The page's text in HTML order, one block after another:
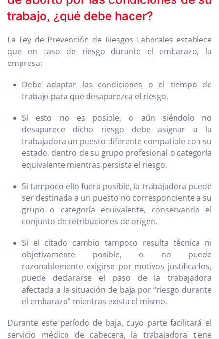
trabajo, ¿qué debe hacer?
La Ley de Prevención de Riesgos Laborales establece
que en caso de riesgo durante el embarazo, la
empresa:
Debe adaptar las condiciones o el tiempo de
trabajo para que desaparezca el riesgo.
Si esto no es posible, o aún siéndolo no
desaparece dicho riesgo debe asignar a la
trabajadora un puesto diferente compatible con su
estado, dentro de su grupo profesional o categoría
equivalente mientras persista el riesgo.
Si tampoco ello fuera posible, la trabajadora puede
ser destinada a un puesto no correspondiente a su
grupo o categoría equivalente, conservando el
conjunto de retribuciones de origen.
Si el citado cambio tampoco resulta técnica ni
objetivamente posible, o no puede
razonablemente exigirse por motivos justificados,
puede declararse el paso de la trabajadora
afectada a la situación de baja por “riesgo durante
el embarazo” mientras exista el mismo.
Durante este período de baja, cuyo parte facilitará el
servicio médico de cabecera, la trabajadora tiene